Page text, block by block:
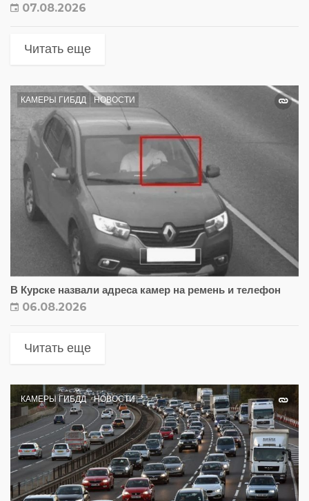
07.08.2026
Читать еще
КАМЕРЫ ГИБДД НОВОСТИ
В Курске назвали адреса камер на ремень и телефон
06.08.2026
Читать еще
КАМЕРЫ ГИБДД НОВОСТИ